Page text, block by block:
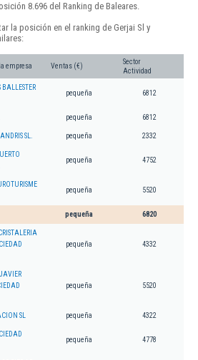
8.696 del Ranking de Baleares.
la posición en el ranking de Gerjai Sl y
empresa Ventas (€)
Sector
Actividad
pequeña 6812
pequeña 6812
SL. pequeña 2332
pequeña 4752
pequeña 5520
pequeña 6820
pequeña 4332
JAVIER
pequeña 5520
SL pequeña 4322
pequeña 4778